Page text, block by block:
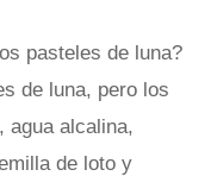
pasteles de luna?
de luna, pero los
agua alcalina,
de loto y